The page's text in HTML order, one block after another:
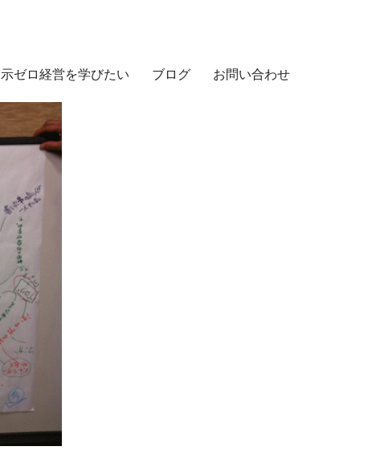
ゼロ経営を学びたい ブログ お問い合わせ